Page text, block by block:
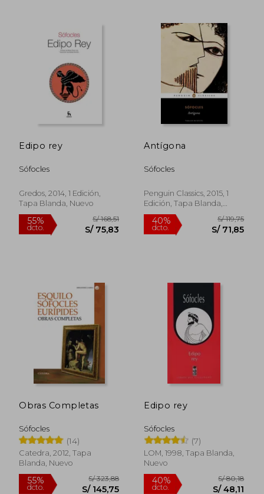
55%
dcto. S/ 104,04
55%
dcto. S/
Edipo rey
Sófocles
Gredos, 2014, 1 Edición,
Tapa Blanda, Nuevo
Antígona
Sófocles
Penguin Classics, 2015, 1
Edición, Tapa Blanda,
Nuevo
Obras Completas
Sófocles
(14)
Catedra, 2012, Tapa
Blanda, Nuevo
Edipo rey
Sófocles
(7)
LOM, 1998, Tapa Blanda,
Nuevo